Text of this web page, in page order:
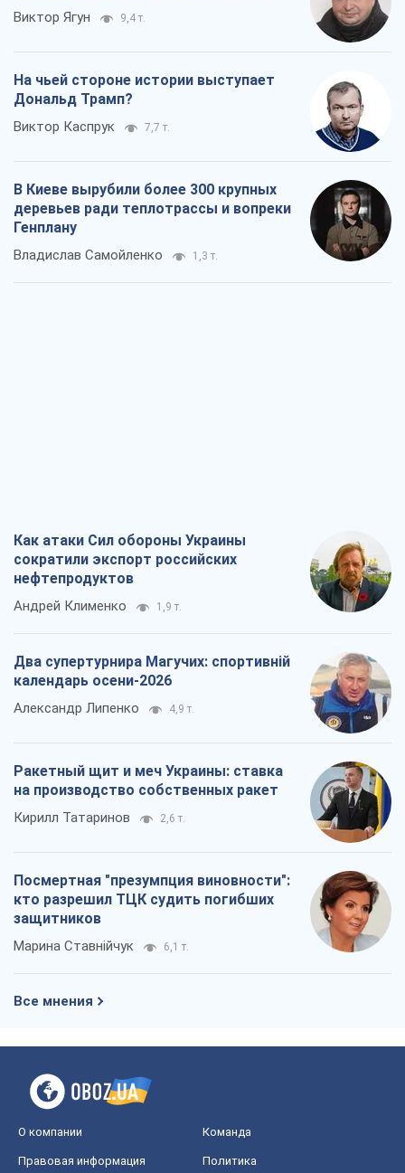
Виктор Ягун 9,4 т.
На чьей стороне истории выступает
Дональд Трамп?
Виктор Каспрук 7,7 т.
В Киеве вырубили более 300 крупных
деревьев ради теплотрассы и вопреки
Генплану
Владислав Самойленко 1,3 т.
Как атаки Сил обороны Украины
сократили экспорт российских
нефтепродуктов
Андрей Клименко 1,9 т.
Два супертурнира Магучих: спортивній
календарь осени-2026
Александр Липенко 4,9 т.
Ракетный щит и меч Украины: ставка
на производство собственных ракет
Кирилл Татаринов 2,6 т.
Посмертная "презумпция виновности":
кто разрешил ТЦК судить погибших
защитников
Марина Ставнійчук 6,1 т.
Все мнения
О компании Команда
Правовая информация
Политика